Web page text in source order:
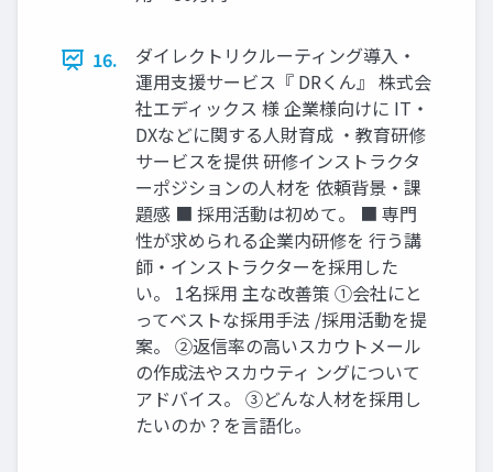
16.
ダイレクトリクルーティング導入・
運用支援サービス『 DRくん』 株式会
社エディックス 様 企業様向けに IT・
DXなどに関する人財育成 ・教育研修
サービスを提供 研修インストラクタ
ーポジションの人材を 依頼背景・課
題感 ■ 採用活動は初めて。 ■ 専門
性が求められる企業内研修を 行う講
師・インストラクターを採用した
い。 1名採用 主な改善策 ①会社にと
ってベストな採用手法 /採用活動を提
案。 ②返信率の高いスカウトメール
の作成法やスカウティ ングについて
アドバイス。 ③どんな人材を採用し
たいのか？を言語化。